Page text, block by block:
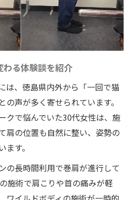
する姿勢改善の秘訣とは
ボディで健康と美容を同時
々しさと自信を取り戻す理
で変わる日常生活の質
見た目の変化と満足度
りや疲労感にも効く理由
る体験談を紹介
は、徳島県内外から「一回で猫
の声が多く寄せられています。
クで悩んでいた30代女性は、施
肩の位置も自然に整い、姿勢の
す。
の長時間利用で巻肩が進行して
施術で肩こりや首の痛みが軽